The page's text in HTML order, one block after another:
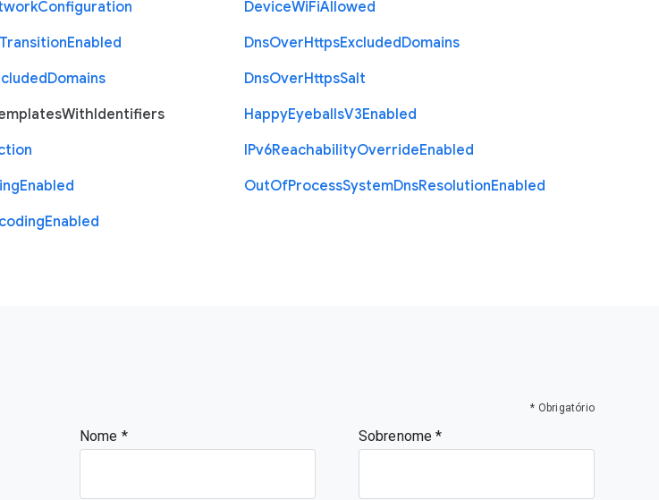
Configuration DeviceWiFiAllowed
TransitionEnabled DnsOverHttpsExcludedDomains
Domains DnsOverHttpsSalt
WithIdentifiers HappyEyeballsV3Enabled
IPv6ReachabilityOverrideEnabled
Enabled OutOfProcessSystemDnsResolutionEnabled
Enabled
* Obrigatório
Nome Sobrenome